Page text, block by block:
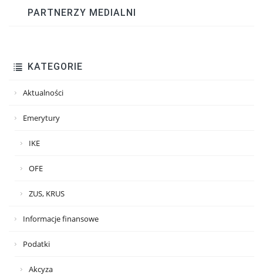
PARTNERZY MEDIALNI
KATEGORIE
Aktualności
Emerytury
IKE
OFE
ZUS, KRUS
Informacje finansowe
Podatki
Akcyza